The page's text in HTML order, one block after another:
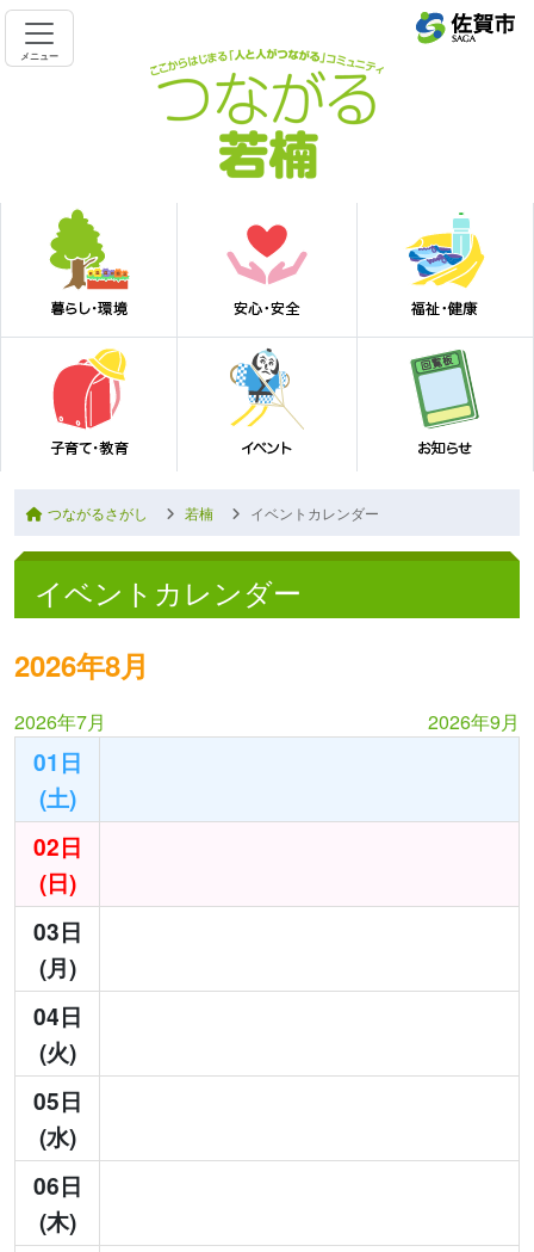
メニュー
つながるさがし 若楠 イベントカレンダー
イベントカレンダー
2026年8月
2026年7月 2026年9月
01日
(土)
02日
(日)
03日
(月)
04日
(火)
05日
(水)
06日
(木)